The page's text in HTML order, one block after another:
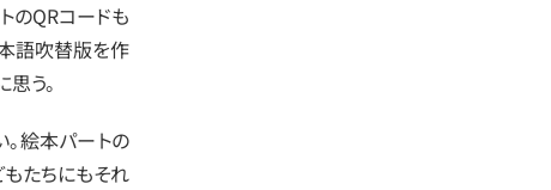
のQRコードも
語吹替版を作
う。
絵本パートの
たちにもそれ